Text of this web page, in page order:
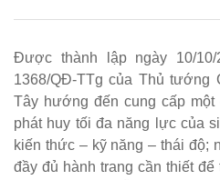
Được thành lập ngày 10/
1368/QĐ-TTg của Thủ tướng
Tây hướng đến cung cấp
phát huy tối đa năng lực của
kiến thức – kỹ năng – thái độ;
đầy đủ hành trang cần thiết